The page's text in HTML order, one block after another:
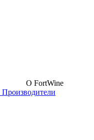
О FortWine
Производители